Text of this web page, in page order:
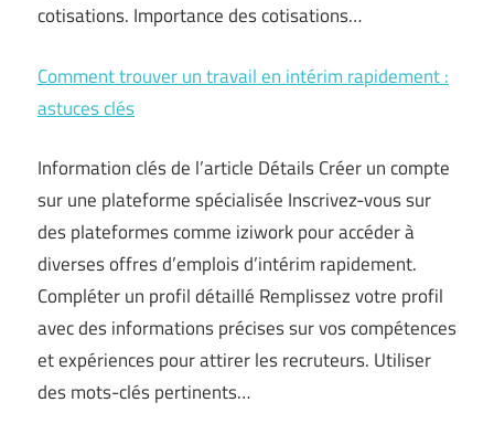
cotisations. Importance des cotisations…
Comment trouver un travail en intérim rapidement :
astuces clés
Information clés de l’article Détails Créer un compte
sur une plateforme spécialisée Inscrivez-vous sur
des plateformes comme iziwork pour accéder à
diverses offres d’emplois d’intérim rapidement.
Compléter un profil détaillé Remplissez votre profil
avec des informations précises sur vos compétences
et expériences pour attirer les recruteurs. Utiliser
des mots-clés pertinents…